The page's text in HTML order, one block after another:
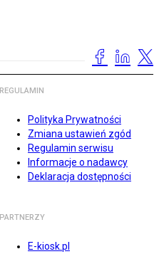
REGULAMIN
Polityka Prywatności
Zmiana ustawień zgód
Regulamin serwisu
Informacje o nadawcy
Deklaracja dostępności
PARTNERZY
E-kiosk.pl